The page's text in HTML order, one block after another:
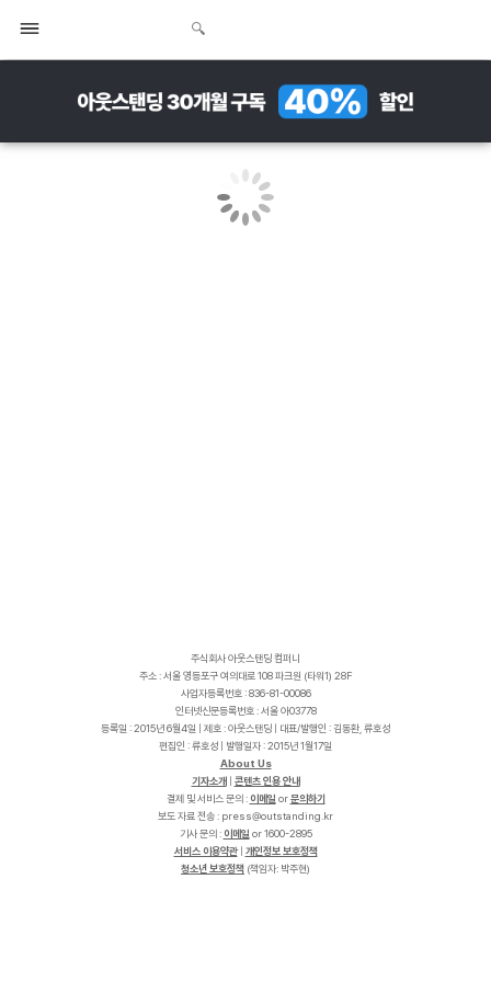
주식회사 아웃스탠딩 컴퍼니
주소 : 서울 영등포구 여의대로 108 파크원 (타워1) 28F
사업자등록번호 : 836-81-00086
인터넷신문등록번호 : 서울 아03778
등록일 : 2015년 6월4일 | 제호 : 아웃스탠딩 | 대표/발행인 : 김동환, 류호성
편집인 : 류호성 | 발행일자 : 2015년 1월17일
About Us
기자소개
콘텐츠 인용 안내
결제 및 서비스 문의 : 이메일 or문의하기
보도 자료 전송 :
r
k
.
g
n
i
d
n
a
t
s
t
u
o
@
s
s
e
r
p
기사 문의 : 이메일 or 1600-2895
서비스 이용약관| 개인정보 보호정책
청소년 보호정책 (책임자: 박주현)